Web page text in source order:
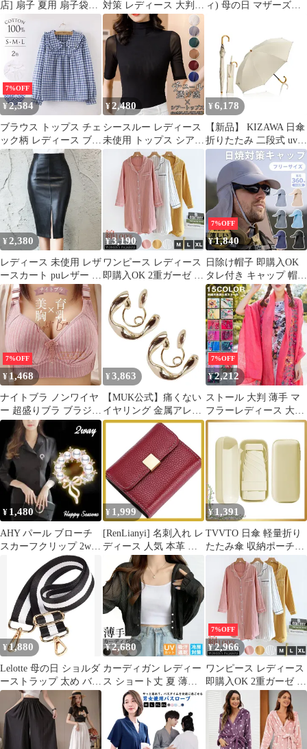
店] 扇子 夏用 扇子袋付
き soleil 婦人 プレゼン
ト ギフト ファッション
扇子 母の日 (ボタニカ
ル) 1
対策 レディース 大判
軽量 グラデーションカ
ラー 大判無地 年中使え
る 手洗いできる 母の日
ギフト ストール 春夏
やわらか UVカット 大
判ストール 薄手 紫外線
xzzhang374
ィ) 母の日 マザーズバ
リオ( 4031)
7%OFF
¥2,584
ブラウス トップス チェ
ック柄 レディース ブラ
ウス 長袖 トップス 大
人 可愛い 丸襟 トップ
ス ブラウス 森ガール
大人 トップス 森ガール
ブラウス チェック柄 甘
可愛い ブラウス 母の日
aiqinhai05
¥2,480
シースルー レディース
未使用 トップス シアー
トップス カットソー チ
ュール カジュアル セク
シー ハイネック 無地
エレガントシャツ フェ
ミニン シンプル フォー
マル おしゃれ ストレッ
チ 透け感 母の日
meizi15
¥ 6,178
【新品】 KIZAWA 日傘
折りたたみ 二段式 uvカ
ット 100 遮光 長傘 逆
折り 2段折り 完全遮光
レディース 5級撥水 折
り畳み 軽量 遮熱 晴雨
兼用 かわいい 母の日の
プレゼント バンブー 持
ち手 (【クラシックパ
イピング】グレージュ)
0
¥2,380
レディース 未使用 レザ
ースカート puレザー ス
カート レザータイトス
カート スリット ブラッ
ク かっこいい セクシー
女性らしい 母の日 プレ
ゼント 実用的 膝丈 き
れい xyfzc01
¥3,190
ワンピース レディース
即購入OK 2重ガーゼ 綿
100％ パジャマ ルーム
ウェア シャツワンピー
ス かわいい 前開き 長
袖 コットン ルームワン
ピース ロングシャツ 可
愛い 肌に優しい 部屋着
母の日 婦人用 春 夏 秋
冬 新生活mikixz313
7%OFF
¥1,840
日除け帽子 即購入OK
タレ付き キャップ 帽子
2WAY 日焼対策 メンズ
レディース おしゃれ 深
め UVカット99％ 紫外
線対策 遮光 キャンプ
送料無料 プレゼントあ
ご紐 登山 熱中症対策
母の日 父の日
baoguan1101
7%OFF
¥1,468
ナイトブラ ノンワイヤ
ー 超盛りブラ ブラジャ
ー 補正 セクシー バス
トアップ ストライプ柄
姿勢矯正 母の日 プレゼ
ント きれいめ 洗える
通気性 nali001
¥ 3,863
【MUK公式】痛くない
イヤリング 金属アレル
ギー対応 レディース ニ
ッケルフリー 人気 ツイ
ストフープループフィ
ットイヤリング 普段使
い ジュエリー ギフト
ファッション かわいい
おしゃれ アクセサリー
両耳 2個セット プレゼ
ント 母の日 0
7%OFF
¥2,212
ストール 大判 薄手 マ
フラーレディース 大判
ショール 綿麻 小顔効果
巻き物 肩掛け 母の日
プレゼント 冷房対策 日
焼け防止 UV対策 刺繍
花 おしゃれ 民族調 大
人 かわいい 春 秋 夏
wbz01
¥ 1,480
AHY パール ブローチ
スカーフクリップ 2way
母の日 お祝い
¥ 1,999
[RenLianyi] 名刺入れ レ
ディース 人気 本革 ス
ナップ 名刺ケース 大容
量 30枚収納 おしゃれ
カードケース じゃばら
IC ID 定期 クレジット
カード入れ 女性 名刺
入れ 革 ビジネス 贈り
物 母の日 ギフト レッ
ド 1
¥ 1,391
TVVTO 日傘 軽量折り
たたみ傘 収納ポーチ付
き UV100%遮光 耐風撥
水 晴雨兼用 コンパクト
母の日父の日贈り物 メ
ンズレディース兼用
（beige） 1
¥1,880
Lelotte 母の日 ショルダ
ーストラップ 太め バッ
グ用 調節可能 交換用
付け替え ストライプブ
ラックxホワイト( スト
ライプブラックxホワイ
ト)
¥2,680
カーディガン レディー
ス ショート丈 夏 薄手
UVカット 日焼け防止
冷房対策 前開き 長袖
サマーカーディガン 透
け感 おしゃれ ビーチ
旅行 ママ 母の日 ゆっ
7%OFF
¥2,966
ワンピース レディース
即購入OK 2重ガーゼ 綿
100％ パジャマ ルーム
ウェア シャツワンピー
ス かわいい 前開き 長
袖 コットン ルームワン
ピース ロングシャツ 可